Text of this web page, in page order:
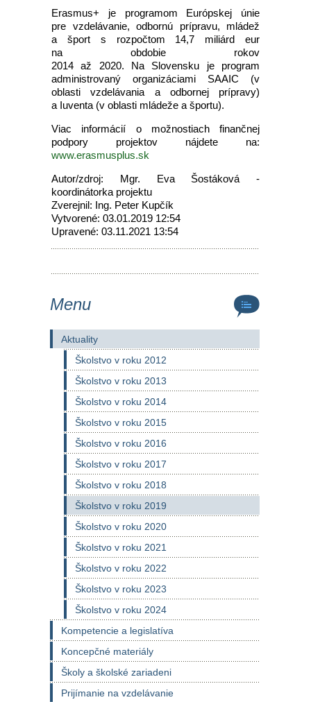
Erasmus+ je programom Európskej únie
pre vzdelávanie, odbornú prípravu, mládež
a šport s rozpočtom 14,7 miliárd eur
na obdobie rokov
2014 až 2020. Na Slovensku je program
administrovaný organizáciami SAAIC (v
oblasti vzdelávania a odbornej prípravy)
a Iuventa (v oblasti mládeže a športu).
Viac informácií o možnostiach finančnej
podpory projektov nájdete na:
www.erasmusplus.sk
Autor/zdroj: Mgr. Eva Šostáková -
koordinátorka projektu
Zverejnil: Ing. Peter Kupčík
Vytvorené: 03.01.2019 12:54
Upravené: 03.11.2021 13:54
Menu
Aktuality
Školstvo v roku 2012
Školstvo v roku 2013
Školstvo v roku 2014
Školstvo v roku 2015
Školstvo v roku 2016
Školstvo v roku 2017
Školstvo v roku 2018
Školstvo v roku 2019
Školstvo v roku 2020
Školstvo v roku 2021
Školstvo v roku 2022
Školstvo v roku 2023
Školstvo v roku 2024
Kompetencie a legislatíva
Koncepčné materiály
Školy a školské zariadeni
Prijímanie na vzdelávanie